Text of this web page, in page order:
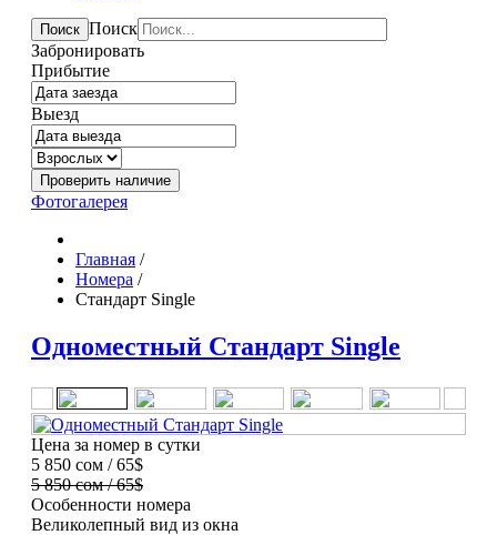
Поиск Поиск
Забронировать
Прибытие
Выезд
Фотогалерея
Главная /
Номера /
Стандарт Single
Одноместный Стандарт Single
Цена за номер в сутки
5 850 сом / 65$
5 850 сом / 65$
Особенности номера
Великолепный вид из окна